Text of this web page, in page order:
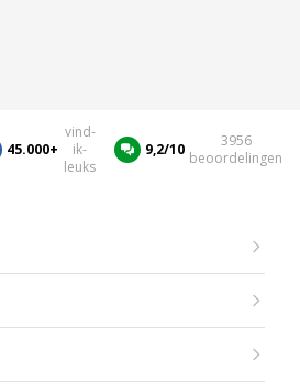
45.000+
vind-
ik-
leuks
9,2/10
3956
beoordelingen